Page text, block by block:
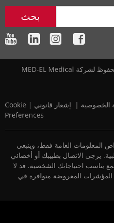
بحث
حقوق الطبع والنشر © لعام 2026 محفوظ لشركة MED-EL Medical
|‎‎ إشعار قانوني |
Cookie
Preferences
المعلومات العامة فقط، وينبغي
يرجى الاتصال بطبيبك أو أخصائي
احتياجاتك الشخصية. قد لا
المعروضة متوافرة في